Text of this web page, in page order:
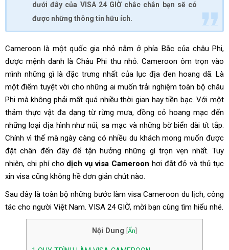
dưới đây của VISA 24 GIỜ chắc chắn bạn sẽ có
được những thông tin hữu ích.
Cameroon là một quốc gia nhỏ nằm ở phía Bắc của châu Phi,
được mệnh danh là Châu Phi thu nhỏ. Cameroon ôm trọn vào
mình những gì là đặc trưng nhất của lục địa đen hoang dã. Là
một điểm tuyệt vời cho những ai muốn trải nghiệm toàn bộ châu
Phi mà không phải mất quá nhiều thời gian hay tiền bạc. Với một
thảm thực vật đa dạng từ rừng mư­­­­­­­a, đồng cỏ hoang mạc đến
những loại địa hình như núi, sa mạc và những bờ biển dài tít tắp.
Chính vì thế mà ngày càng có nhiều du khách mong muốn được
đặt chân đến đây để tận hưởng những gì trọn vẹn nhất. Tuy
nhiên, chi phí cho dịch vụ visa Cameroon hơi đắt đỏ và thủ tục
xin visa cũng không hề đơn giản chút nào.
Sau đây là toàn bộ những bước làm visa Cameroon du lịch, công
tác cho người Việt Nam. VISA 24 GIỜ, mời bạn cùng tìm hiểu nhé.
Nội Dung Ẩn